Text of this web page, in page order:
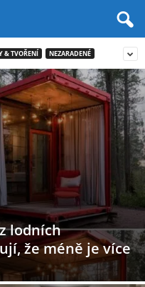
& TVOŘENÍ NEZARADENÉ
lodních
že méně je více